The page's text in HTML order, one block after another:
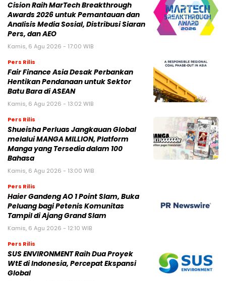
Cision Raih MarTech Breakthrough
Awards 2026 untuk Pemantauan dan
Analisis Media Sosial, Distribusi Siaran
Pers, dan AEO
Kamis, 6 Agu 2026 - 17:00 WIB
Pers Rilis
Fair Finance Asia Desak Perbankan
Hentikan Pendanaan untuk Sektor
Batu Bara di ASEAN
Kamis, 6 Agu 2026 - 13:02 WIB
Pers Rilis
Shueisha Perluas Jangkauan Global
melalui MANGA MILLION, Platform
Manga yang Tersedia dalam 100
Bahasa
Kamis, 6 Agu 2026 - 13:00 WIB
Pers Rilis
Haier Gandeng AO 1 Point Slam, Buka
Peluang bagi Petenis Komunitas
Tampil di Ajang Grand Slam
Kamis, 6 Agu 2026 - 12:10 WIB
Pers Rilis
SUS ENVIRONMENT Raih Dua Proyek
WtE di Indonesia, Percepat Ekspansi
Global